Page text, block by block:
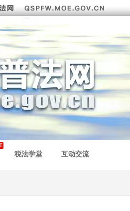
税法学堂 互动交流